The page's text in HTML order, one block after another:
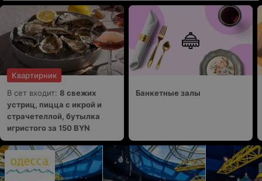
Квартирник
В сет входит: 8 свежих
устриц, пицца с икрой и
страчетеллой, бутылка
игристого за 150 BYN
Банкетные залы